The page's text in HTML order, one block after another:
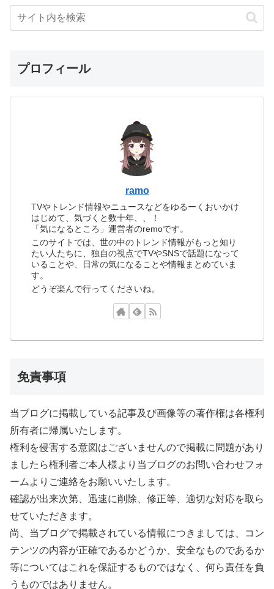
プロフィール
ramo
TVやトレンド情報やニュースなどをゆるーくおいかけ
はじめて、気づくと数十年、、！
「気になるところ」運営者のremoです。
このサイトでは、世の中のトレンド情報がもっと知り
たい人たちに、独自の視点でTVやSNSで話題になって
いることや、日常の気になることや情報まとめていま
す。
どうぞ楽んで行ってくださいね。
免責事項
当ブログに掲載している記事及び画像等の著作権は各権利
所有者に帰属いたします。
権利を侵害する意図はございませんので掲載に問題があり
ましたら権利者ご本人様より当ブログのお問い合わせフォ
ームよりご連絡をお願いいたします。
確認が出来次第、迅速に削除、修正等、適切な対応を取ら
せていただきます。
尚、当ブログで掲載されている情報につきましては、コン
テンツの内容が正確であるかどうか、安全なものであるか
等についてはこれを保証するものではなく、何ら責任を負
うものではありません。